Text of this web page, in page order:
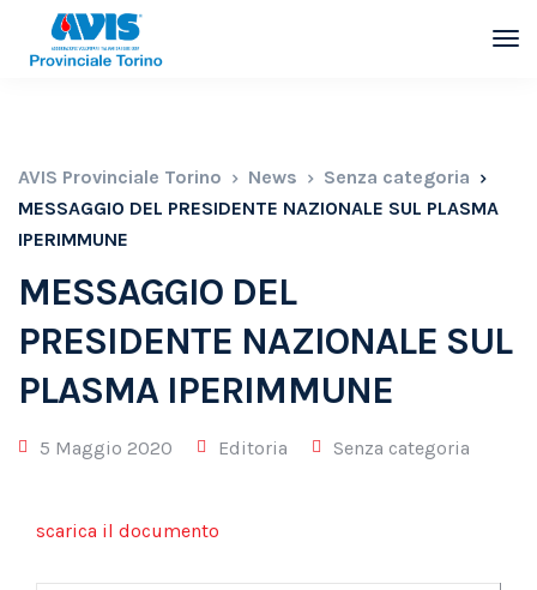
AVIS Provinciale Torino News
Senza categoria
MESSAGGIO DEL PRESIDENTE NAZIONALE SUL PLASMA
IPERIMMUNE
MESSAGGIO DEL
PRESIDENTE NAZIONALE SUL
PLASMA IPERIMMUNE
5 Maggio 2020 Editoria Senza categoria
scarica il documento